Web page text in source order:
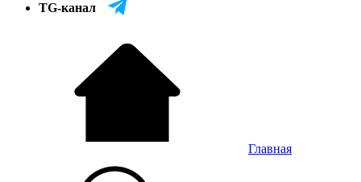
TG-канал
Главная